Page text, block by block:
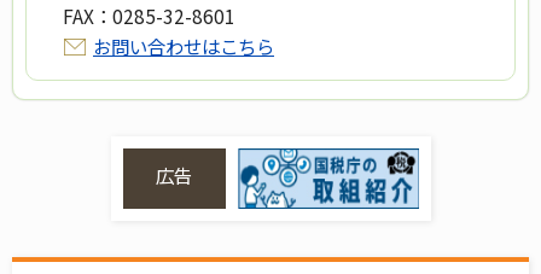
FAX： 0285-32-8601
お問い合わせはこちら
広告